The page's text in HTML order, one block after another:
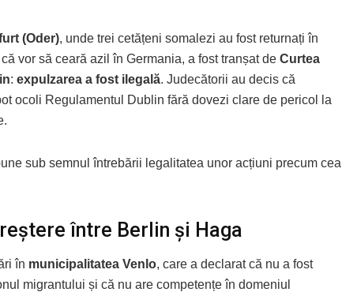
(Oder), unde trei cetățeni somalezi au fost returnați în
vor să ceară azil în Germania, a fost tranșat de Curtea
: expulzarea a fost ilegală. Judecătorii au decis că
ocoli Regulamentul Dublin fără dovezi clare de pericol la
sub semnul întrebării legalitatea unor acțiuni precum cea
între Berlin și Haga
în municipalitatea Venlo, care a declarat că nu a fost
migrantului și că nu are competențe în domeniul